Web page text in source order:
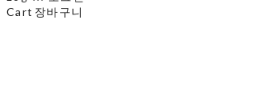
Cart 장바구니